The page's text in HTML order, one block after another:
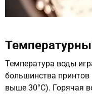
Температура воды
большинства принтов
выше 30°C). Горячая